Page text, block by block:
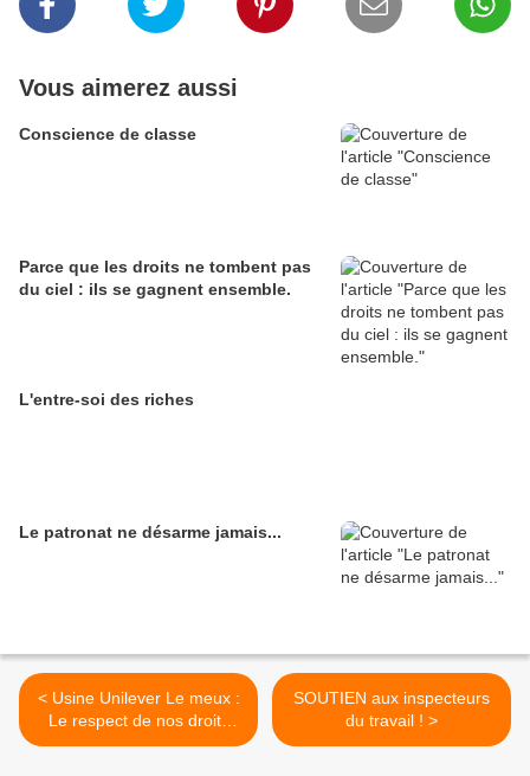
Vous aimerez aussi
Conscience de classe
Parce que les droits ne tombent pas
du ciel : ils se gagnent ensemble.
L'entre-soi des riches
Le patronat ne désarme jamais...
< Usine Unilever Le meux :
Le respect de nos droits
n'est pas négociable.
SOUTIEN aux inspecteurs
du travail ! >